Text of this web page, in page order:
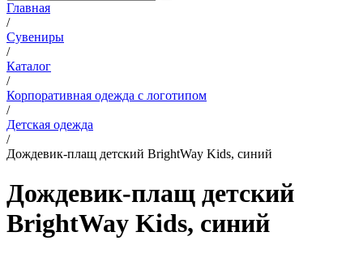
Главная
/
Сувениры
/
Каталог
/
Корпоративная одежда с логотипом
/
Детская одежда
/
Дождевик-плащ детский BrightWay Kids, синий
Дождевик-плащ детский
BrightWay Kids, синий